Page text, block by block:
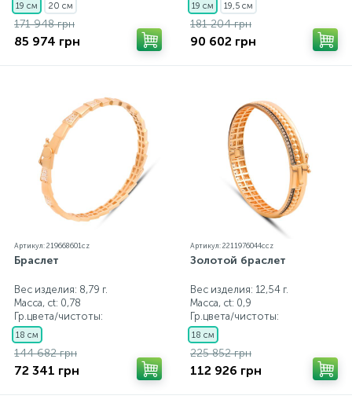
19 см 20 см
171 948 грн
85 974 грн
19 см 19,5 см
181 204 грн
90 602 грн
Артикул: 219668601cz
Браслет
Вес изделия: 8,79 г.
Масса, ct: 0,78
Гр.цвета/чистоты:
18 см
144 682 грн
72 341 грн
Артикул: 2211976044ccz
Золотой браслет
Вес изделия: 12,54 г.
Масса, ct: 0,9
Гр.цвета/чистоты:
18 см
225 852 грн
112 926 грн